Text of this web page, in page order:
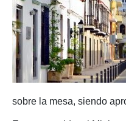
sobre la mesa, siendo